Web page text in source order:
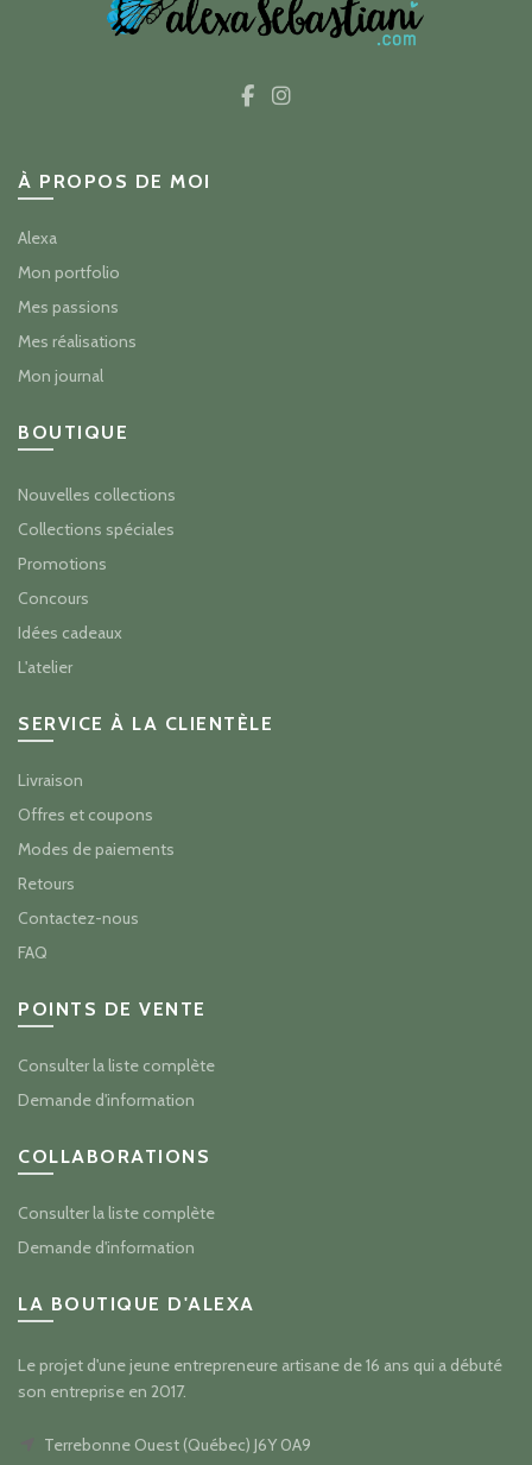
À PROPOS DE MOI
Alexa
Mon portfolio
Mes passions
Mes réalisations
Mon journal
BOUTIQUE
Nouvelles collections
Collections spéciales
Promotions
Concours
Idées cadeaux
L'atelier
SERVICE À LA CLIENTÈLE
Livraison
Offres et coupons
Modes de paiements
Retours
Contactez-nous
FAQ
POINTS DE VENTE
Consulter la liste complète
Demande d'information
COLLABORATIONS
Consulter la liste complète
Demande d'information
LA BOUTIQUE D'ALEXA
Le projet d'une jeune entrepreneure artisane de 16 ans qui a débuté
son entreprise en 2017.
Terrebonne Ouest (Québec) J6Y 0A9